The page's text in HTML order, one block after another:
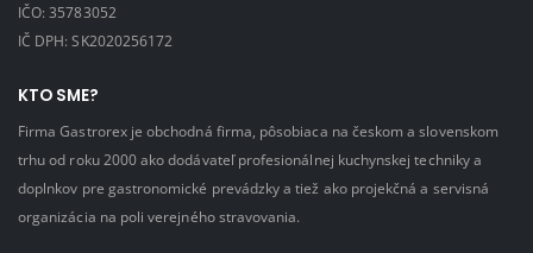
IČO: 35783052
IČ DPH: SK2020256172
KTO SME?
Firma Gastrorex je obchodná firma, pôsobiaca na českom a slovenskom
trhu od roku 2000 ako dodávateľ profesionálnej kuchynskej techniky a
doplnkov pre gastronomické prevádzky a tiež ako projekčná a servisná
organizácia na poli verejného stravovania.